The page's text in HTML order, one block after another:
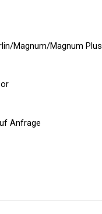
Magnum/Magnum Plus
Anfrage